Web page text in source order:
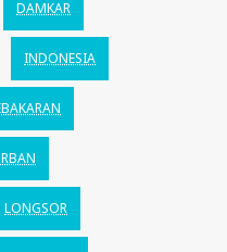
DAMKAR
INDONESIA
LONGSOR